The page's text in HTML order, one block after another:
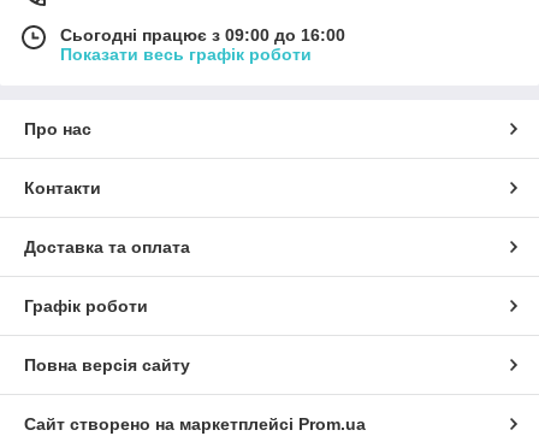
Сьогодні працює з 09:00 до 16:00
Показати весь графік роботи
Про нас
Контакти
Доставка та оплата
Графік роботи
Повна версія сайту
Сайт створено на маркетплейсі Prom.ua